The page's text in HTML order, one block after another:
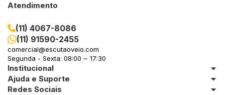
Atendimento
(11) 4067-8086
(11) 91590-2455
comercial@escutaoveio.com
Segunda - Sexta: 08:00 ~ 17:30
Institucional
Ajuda e Suporte
Redes Sociais